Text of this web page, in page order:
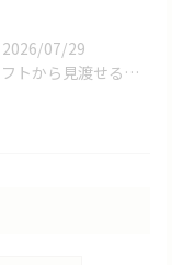
2026/07/29
ロフトから見渡せる、開放的なキッチン🌿